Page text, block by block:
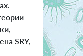
SRY,